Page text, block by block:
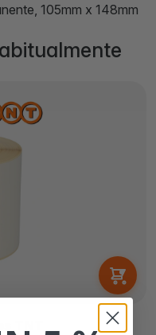
105mm x 148mm
TNT